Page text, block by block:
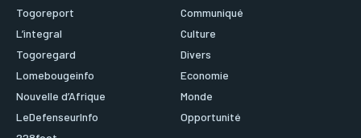
Togoreport
L’integral
Togoregard
Lomebougeinfo
Nouvelle d’Afrique
LeDefenseurInfo
Communiqué
Culture
Divers
Economie
Monde
Opportunité